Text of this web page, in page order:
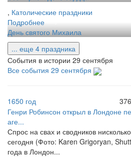
, Католические праздники
Подробнее
День святого Михаила
... еще 4 праздника
События в истории 29 сентября
Все события 29 сентября
1650 год
Генри Робинсон открыл в Лондоне
аге...
Спрос на свах и сводников
сегодня (Фото: Karen Grigoryan,
года в Лондон...